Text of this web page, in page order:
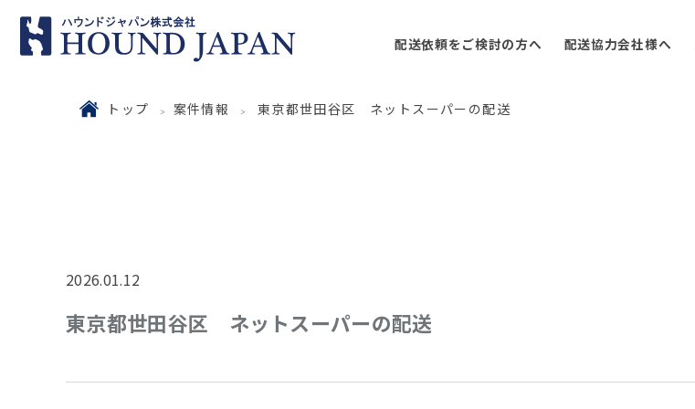
配送依頼をご検討の方へ 配送協力会社様へ
トップ 案件情報 東京都世田谷区 ネットスーパーの配送
2026.01.12
東京都世田谷区 ネットスーパーの配送